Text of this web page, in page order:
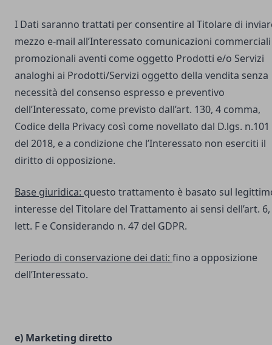
I Dati saranno trattati per consentire al Titolare di
mezzo e-mail all’Interessato comunicazioni
promozionali aventi come oggetto Prodotti e/o Servizi
analoghi ai Prodotti/Servizi oggetto della vendita senza
necessità del consenso espresso e preventivo
dell’Interessato, come previsto dall’art. 130, 4 comma,
Codice della Privacy così come novellato dal D.lgs. n.101
del 2018, e a condizione che l’Interessato non eserciti il
diritto di opposizione.
Base giuridica: questo trattamento è basato sul
interesse del Titolare del Trattamento ai sensi dell’art. 6,
lett. F e Considerando n. 47 del GDPR.
Periodo di conservazione dei dati: fino a opposizione
dell’Interessato.
e) Marketing diretto